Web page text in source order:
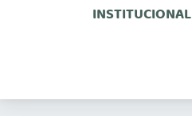
INSTITUCIONAL